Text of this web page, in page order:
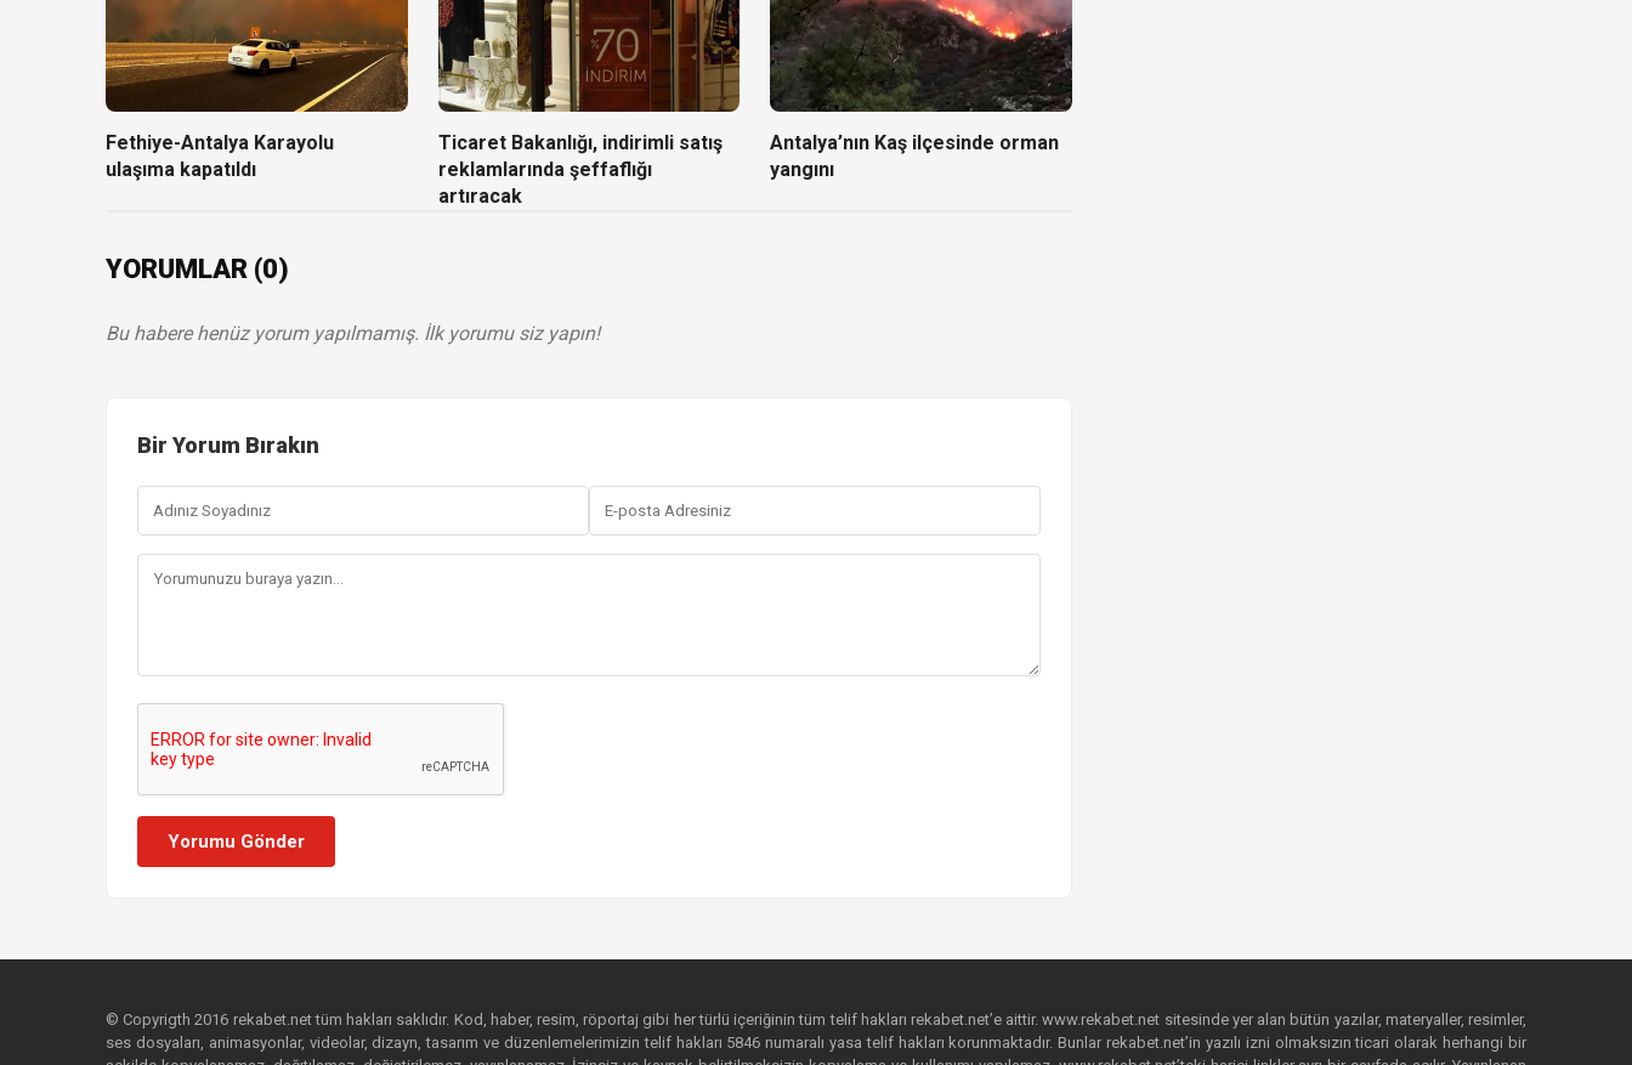
Fethiye-Antalya Karayolu
ulaşıma kapatıldı
Ticaret Bakanlığı, indirimli satış
reklamlarında şeffaflığı
artıracak
Antalya’nın Kaş ilçesinde orman
yangını
YORUMLAR (0)
Bu habere henüz yorum yapılmamış. İlk yorumu siz yapın!
Bir Yorum Bırakın
Yorumu Gönder
© Copyrigth 2016 rekabet.net tüm hakları saklıdır. Kod, haber, resim, röportaj gibi her türlü içeriğinin tüm telif hakları rekabet.net’e aittir. www.rekabet.net sitesinde yer alan bütün yazılar, materyaller, resimler,
ses dosyaları, animasyonlar, videolar, dizayn, tasarım ve düzenlemelerimizin telif hakları 5846 numaralı yasa telif hakları korunmaktadır. Bunlar rekabet.net’in yazılı izni olmaksızın ticari olarak herhangi bir